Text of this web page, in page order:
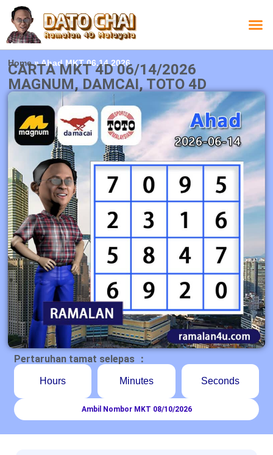
Home»Ahad MKT 06.14.2026
CARTA MKT 4D 06/14/2026
MAGNUM, DAMCAI, TOTO 4D
Pertaruhan tamat selepas ：
Hours Minutes Seconds
Ambil Nombor MKT 08/10/2026